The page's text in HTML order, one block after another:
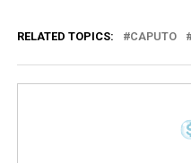
RELATED TOPICS: CAPUTO